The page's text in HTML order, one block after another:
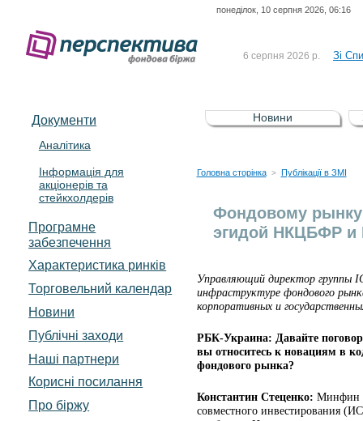
понеділок, 10 серпня 2026, 06:16
6 серпня 2026 р. Зі
5 серпня 2026 р.
Зі
UA4000232607)
4 серпня 2026 р.
До
Документи
Аналітика
Інформація для
акціонерів та
стейкхолдерів
Програмне
забезпечення
Характеристика pинків
Торговельний календар
Новини
Публічні заходи
Наші партнери
Корисні посилання
Про біржу
Новини
Головна сторінка > Публікації в ЗМІ
Фондовому рынку
эгидой НКЦБФР и
Управляющий директор группы
инфраструктуре фондового
корпоративных и
РБК-Украина: Давайте
вы относитесь к новациям в
фондового рынка?
Константин Стеценко: Минфин
совместного инвестирования